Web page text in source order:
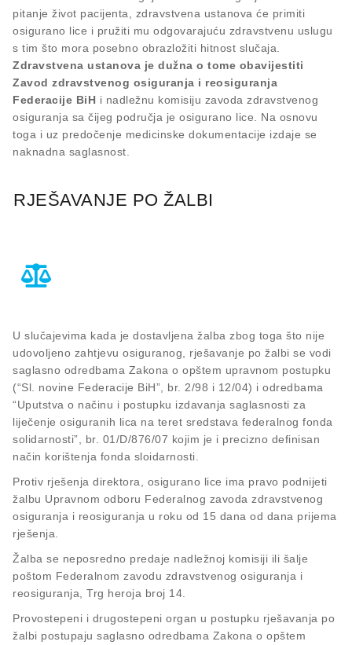
pitanje život pacijenta, zdravstvena ustanova će primiti
osigurano lice i pružiti mu odgovarajuću zdravstvenu uslugu
s tim što mora posebno obrazložiti hitnost slučaja.
Zdravstvena ustanova je dužna o tome obavijestiti
Zavod zdravstvenog osiguranja i reosiguranja
Federacije BiH i nadležnu komisiju zavoda zdravstvenog
osiguranja sa čijeg područja je osigurano lice. Na osnovu
toga i uz predočenje medicinske dokumentacije izdaje se
naknadna saglasnost.
RJEŠAVANJE PO ŽALBI
U slučajevima kada je dostavljena žalba zbog toga što nije
udovoljeno zahtjevu osiguranog, rješavanje po žalbi se vodi
saglasno odredbama Zakona o opštem upravnom postupku
(“Sl. novine Federacije BiH”, br. 2/98 i 12/04) i odredbama
“Uputstva o načinu i postupku izdavanja saglasnosti za
liječenje osiguranih lica na teret sredstava federalnog fonda
solidarnosti”, br. 01/D/876/07 kojim je i precizno definisan
način korištenja fonda sloidarnosti.
Protiv rješenja direktora, osigurano lice ima pravo podnijeti
žalbu Upravnom odboru Federalnog zavoda zdravstvenog
osiguranja i reosiguranja u roku od 15 dana od dana prijema
rješenja.
Žalba se neposredno predaje nadležnoj komisiji ili šalje
poštom Federalnom zavodu zdravstvenog osiguranja i
reosiguranja, Trg heroja broj 14.
Provostepeni i drugostepeni organ u postupku rješavanja po
žalbi postupaju saglasno odredbama Zakona o opštem